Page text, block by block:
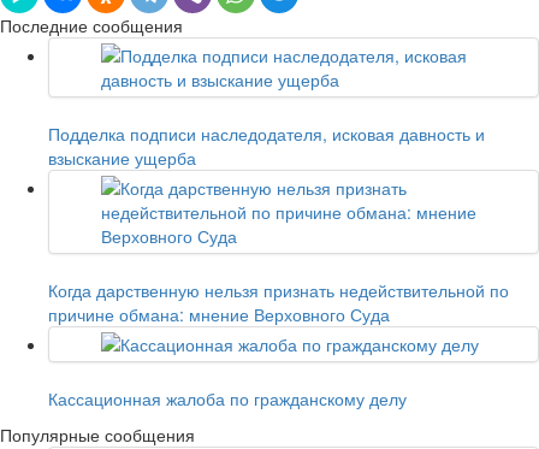
Последние сообщения
Подделка подписи наследодателя, исковая давность и
взыскание ущерба
Когда дарственную нельзя признать недействительной по
причине обмана: мнение Верховного Суда
Кассационная жалоба по гражданскому делу
Популярные сообщения